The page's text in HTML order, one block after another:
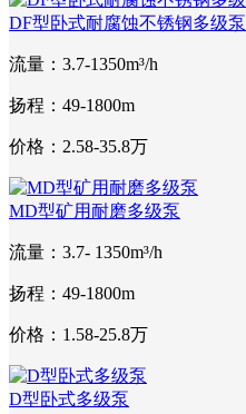
DF型卧式耐腐蚀不锈钢多级泵
流量：3.7-1350m³/h
扬程：49-1800m
价格：2.58-35.8万
MD型矿用耐磨多级泵
流量：3.7- 1350m³/h
扬程：49-1800m
价格：1.58-25.8万
D型卧式多级泵